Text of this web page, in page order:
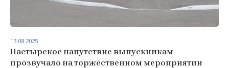
Пастырское напутствие выпускникам
прозвучало на торжественном мероприятии
13.08.2025